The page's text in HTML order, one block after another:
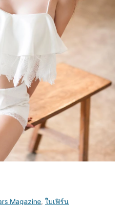
Magazine, ใบเฟิร์น